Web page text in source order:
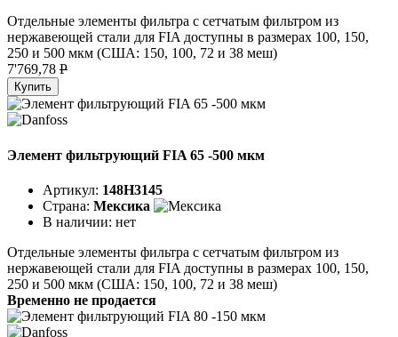
Отдельные элементы фильтра с сетчатым фильтром из
нержавеющей стали для FIA доступны в размерах 100, 150,
250 и 500 мкм (США: 150, 100, 72 и 38 меш)
7'769,78 P
Купить
Элемент фильтрующий FIA 65 -500 мкм
Артикул: 148H3145
Страна: Мексика
В наличии: нет
Отдельные элементы фильтра с сетчатым фильтром из
нержавеющей стали для FIA доступны в размерах 100, 150,
250 и 500 мкм (США: 150, 100, 72 и 38 меш)
Временно не продается